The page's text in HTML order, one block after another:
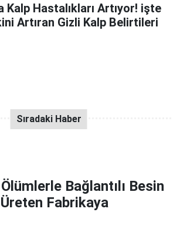
Kalp Hastalıkları Artıyor! işte
Artıran Gizli Kalp Belirtileri
Bağlantılı Besin
Fabrikaya